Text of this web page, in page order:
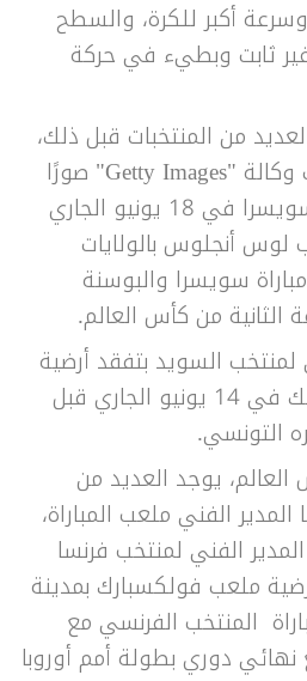
أكبر للكرة، والسطح
غير ثابت وبطيء في حركة
من المنتخبات قبل ذلك،
على سبيل المثال نشرت وكالة "Getty Images" صورًا
للجهاز الفني لمنتخب سويسرا في 18 يونيو الجاري
أنجلوس بالولايات
سويسرا والبوسنة
من كأس العالم.
لمنتخب السويد بتفقد أرضية
ملعب مونتيري بالمكسيك في 14 يونيو الجاري قبل
التونسي.
يوجد العديد من
الفني ملعب المباراة،
الفني لمنتخب فرنسا
ملعب فولكسبارك بمدينة
المنتخب الفرنسي مع
نهائي دوري بطولة أمم أوروبا